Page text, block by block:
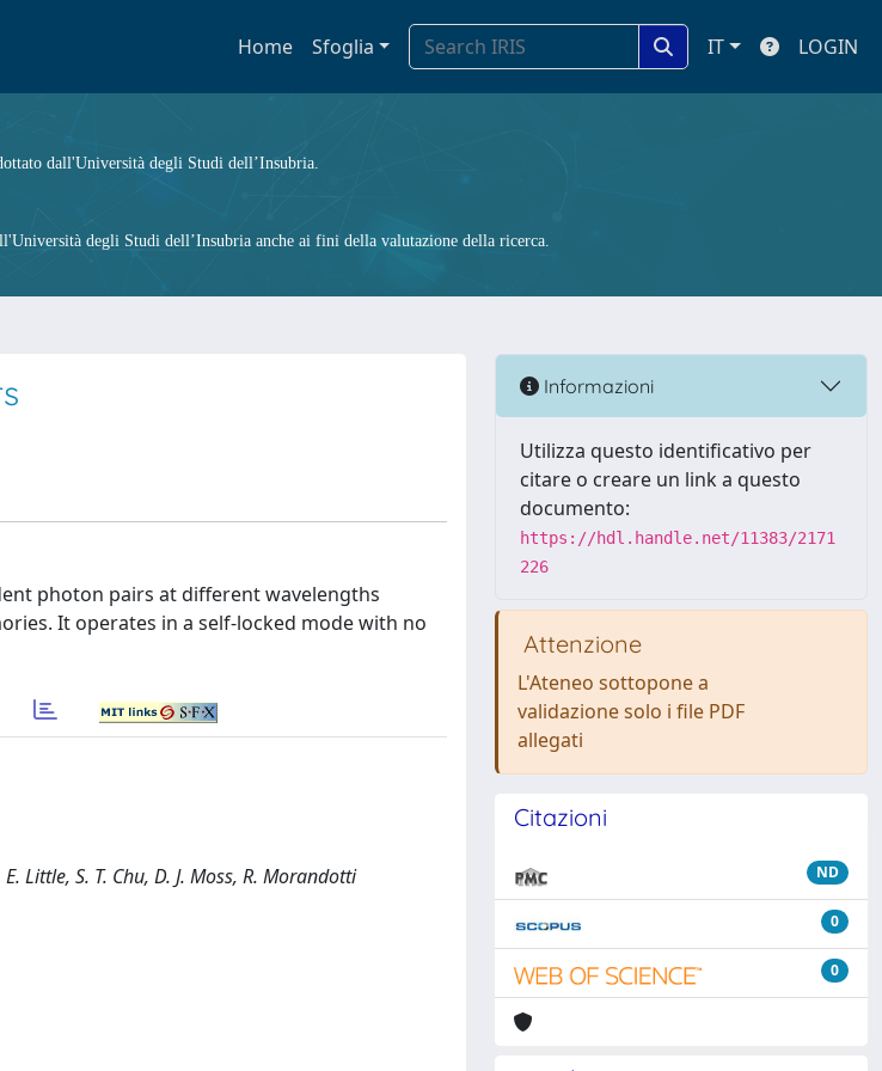
Home Sfoglia IT LOGIN
dall'Università degli Studi dell’Insubria.
degli Studi dell’Insubria anche ai fini della valutazione della ricerca.
photon pairs at different wavelengths
It operates in a self-locked mode with no
Little, S. T. Chu, D. J. Moss, R. Morandotti
Informazioni
Utilizza questo identificativo per
citare o creare un link a questo
documento:
https://hdl.handle.net/11383/2171
226
Attenzione
L'Ateneo sottopone a
validazione solo i file PDF
allegati
Citazioni
ND
0
0